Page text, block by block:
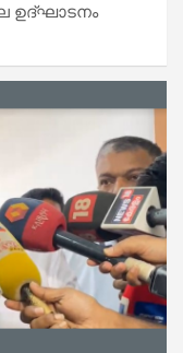
ഉദ്ഘാടനം